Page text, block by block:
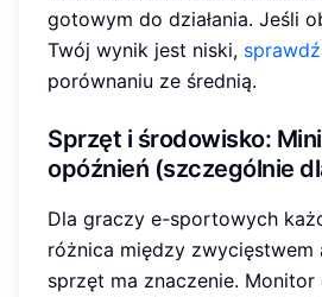
gotowym do działania. Jeśli
Twój wynik jest niski,
porównaniu ze średnią.
Sprzęt i środowisko:
opóźnień (szczególnie
Dla graczy e-sportowych
różnica między zwycięstwem
sprzęt ma znaczenie. Monitor